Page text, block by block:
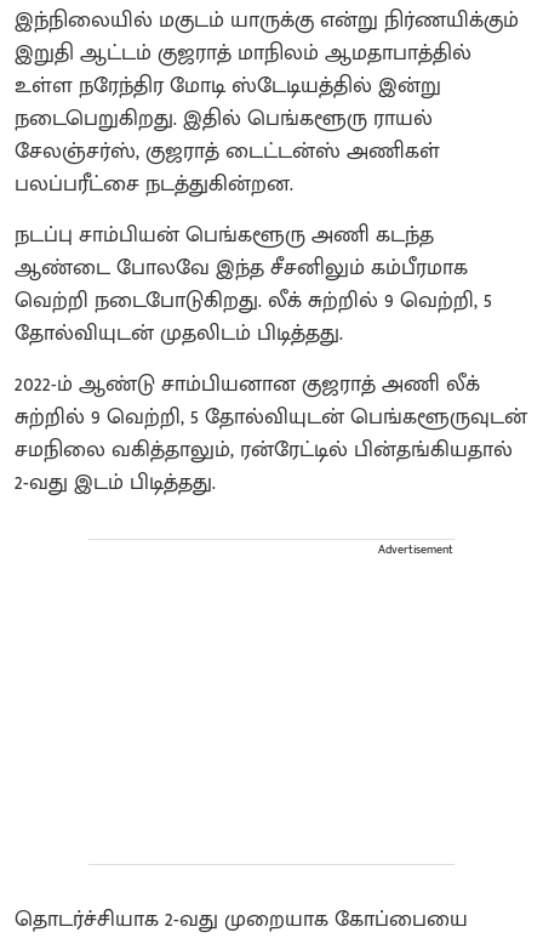
இந்நிலையில் மகுடம் யாருக்கு என்று நிர்ணயிக்கும்
இறுதி ஆட்டம் குஜராத் மாநிலம் ஆமதாபாத்தில்
உள்ள நரேந்திர மோடி ஸ்டேடியத்தில் இன்று
நடைபெறுகிறது. இதில் பெங்களூரு ராயல்
சேலஞ்சர்ஸ், குஜராத் டைட்டன்ஸ் அணிகள்
பலப்பரீட்சை நடத்துகின்றன.
நடப்பு சாம்பியன் பெங்களூரு அணி கடந்த
ஆண்டை போலவே இந்த சீசனிலும் கம்பீரமாக
வெற்றி நடைபோடுகிறது. லீக் சுற்றில் 9 வெற்றி, 5
தோல்வியுடன் முதலிடம் பிடித்தது.
2022-ம் ஆண்டு சாம்பியனான குஜராத் அணி லீக்
சுற்றில் 9 வெற்றி, 5 தோல்வியுடன் பெங்களூருவுடன்
சமநிலை வகித்தாலும், ரன்ரேட்டில் பின்தங்கியதால்
2-வது இடம் பிடித்தது.
Advertisement
தொடர்ச்சியாக 2-வது முறையாக கோப்பையை